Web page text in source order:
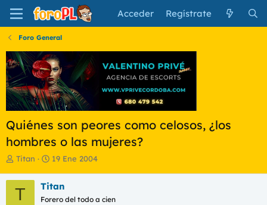
Acceder Regístrate
Foro General
Quiénes son peores como celosos, ¿los
hombres o las mujeres?
I
i
c
Titan
F
h
a
19 Ene 2004
T Titan
Forero del todo a cien